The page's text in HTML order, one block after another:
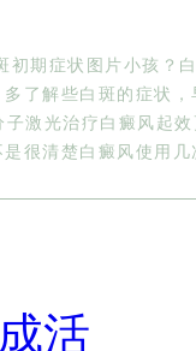
初期症状图片小孩？
了解些白斑的症状
激光治疗白癜风起
很清楚白癜风使用
活